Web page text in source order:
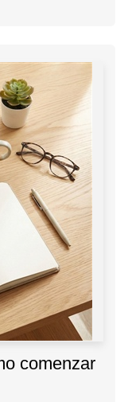
comenzar